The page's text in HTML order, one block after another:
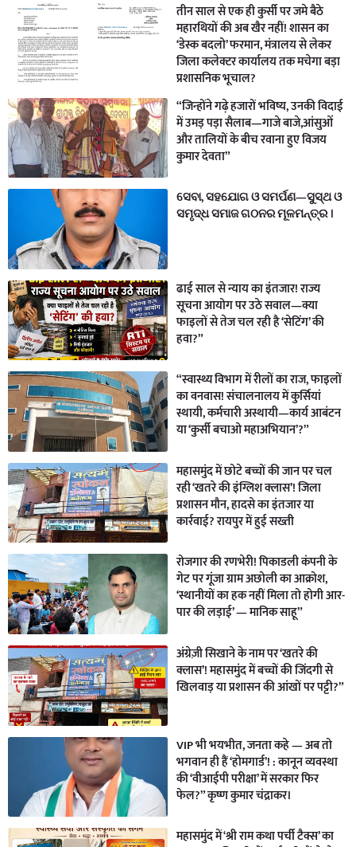
तीन साल से एक ही कुर्सी पर जमे बैठे
महारथियों की अब खैर नहीं! शासन का
‘डेस्क बदलो’ फरमान, मंत्रालय से लेकर
जिला कलेक्टर कार्यालय तक मचेगा बड़ा
प्रशासनिक भूचाल?
“जिन्होंने गढ़े हजारों भविष्य, उनकी विदाई
में उमड़ पड़ा सैलाब—गाजे बाजे,आंसुओं
और तालियों के बीच रवाना हुए विजय
कुमार देवता”
ସେବା, ସହଯୋଗ ଓ ସମର୍ପଣ—ସୁସ୍ଥ ଓ
ସମୃଦ୍ଧ ସମାଜ ଗଠନର ମୂଳମନ୍ତ୍ର ।
ढाई साल से न्याय का इंतजार! राज्य
सूचना आयोग पर उठे सवाल—क्या
फाइलों से तेज चल रही है ‘सेटिंग’ की
हवा?”
“स्वास्थ्य विभाग में रीलों का राज, फाइलों
का वनवास! संचालनालय में कुर्सियां
स्थायी, कर्मचारी अस्थायी—कार्य आबंटन
या ‘कुर्सी बचाओ महाअभियान’?”
महासमुंद में छोटे बच्चों की जान पर चल
रही ‘खतरे की इंग्लिश क्लास’! जिला
प्रशासन मौन, हादसे का इंतजार या
कार्रवाई? रायपुर में हुई सख्ती
रोजगार की रणभेरी! पिकाडली कंपनी के
गेट पर गूंजा ग्राम अछोली का आक्रोश,
‘स्थानीयों का हक नहीं मिला तो होगी आर-
पार की लड़ाई’ — मानिक साहू”
अंग्रेज़ी सिखाने के नाम पर ‘खतरे की
क्लास’! महासमुंद में बच्चों की जिंदगी से
खिलवाड़ या प्रशासन की आंखों पर पट्टी?”
VIP भी भयभीत, जनता कहे — अब तो
भगवान ही हैं ‘होमगार्ड’! : कानून व्यवस्था
की ‘वीआईपी परीक्षा’ में सरकार फिर
फेल?” कृष्ण कुमार चंद्राकर।
महासमुंद में ‘श्री राम कथा पर्ची टैक्स’ का